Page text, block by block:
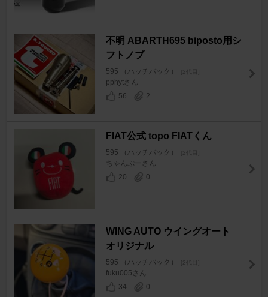
不明 ABARTH695 biposto用シ
フトノブ
595 （ハッチバック） [2代目]
pphytさん
56
2
FIAT公式 topo FIATくん
595 （ハッチバック） [2代目]
ちゃんぷーさん
20
0
WING AUTO ウイングオート
オリジナル
595 （ハッチバック） [2代目]
fuku005さん
34
0